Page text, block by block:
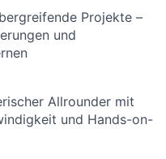
Projekte –
und
Allrounder mit
und Hands-on-